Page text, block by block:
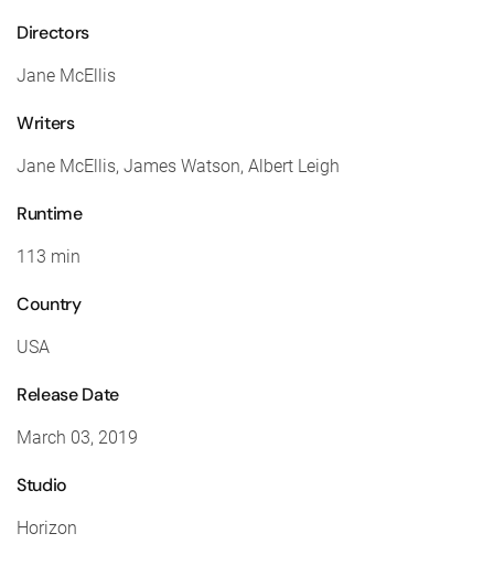
Directors
Jane McEllis
Writers
Jane McEllis, James Watson, Albert Leigh
Runtime
113 min
Country
USA
Release Date
March 03, 2019
Studio
Horizon